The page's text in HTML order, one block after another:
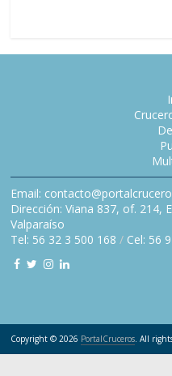
Email:
Dirección: Viana 837, of. 214,
Valparaíso
Tel: 56 32 3 500 168 / Cel: 56
Copyright © 2026 PortalCruceros. All